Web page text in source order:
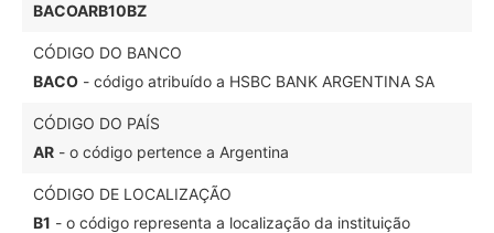
BACOARB10BZ
CÓDIGO DO BANCO
BACO - código atribuído a HSBC BANK ARGENTINA SA
CÓDIGO DO PAÍS
AR - o código pertence a Argentina
CÓDIGO DE LOCALIZAÇÃO
B1 - o código representa a localização da instituição